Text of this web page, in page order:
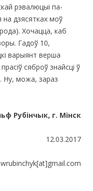
рэвалюцыі па-
на дзясятках моў
Хочацца, каб
Гадоў 10,
варыянт верша
прасіў сяброў знайсці ў
Ну, можа, зараз
Рубінчык, г. Мінск
12.03.2017
wrubinchyk[at]gmail.com